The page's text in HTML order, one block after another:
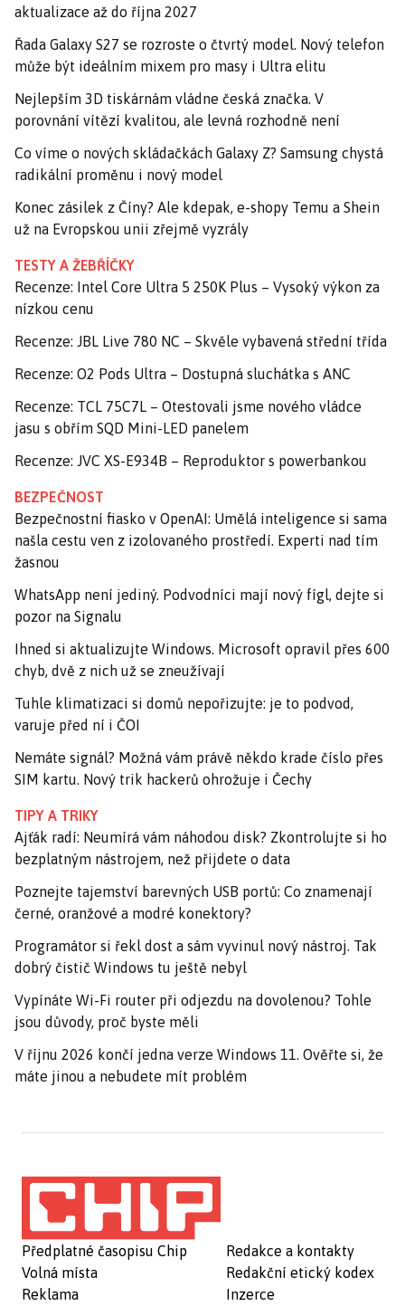
aktualizace až do října 2027
Řada Galaxy S27 se rozroste o čtvrtý model. Nový telefon
může být ideálním mixem pro masy i Ultra elitu
Nejlepším 3D tiskárnám vládne česká značka. V
porovnání vítězí kvalitou, ale levná rozhodně není
Co víme o nových skládačkách Galaxy Z? Samsung chystá
radikální proměnu i nový model
Konec zásilek z Číny? Ale kdepak, e-shopy Temu a Shein
už na Evropskou unii zřejmě vyzrály
TESTY A ŽEBŘÍČKY
Recenze: Intel Core Ultra 5 250K Plus – Vysoký výkon za
nízkou cenu
Recenze: JBL Live 780 NC – Skvěle vybavená střední třída
Recenze: O2 Pods Ultra – Dostupná sluchátka s ANC
Recenze: TCL 75C7L – Otestovali jsme nového vládce
jasu s obřím SQD Mini-LED panelem
Recenze: JVC XS-E934B – Reproduktor s powerbankou
BEZPEČNOST
Bezpečnostní fiasko v OpenAI: Umělá inteligence si sama
našla cestu ven z izolovaného prostředí. Experti nad tím
žasnou
WhatsApp není jediný. Podvodníci mají nový fígl, dejte si
pozor na Signalu
Ihned si aktualizujte Windows. Microsoft opravil přes 600
chyb, dvě z nich už se zneužívají
Tuhle klimatizaci si domů nepořizujte: je to podvod,
varuje před ní i ČOI
Nemáte signál? Možná vám právě někdo krade číslo přes
SIM kartu. Nový trik hackerů ohrožuje i Čechy
TIPY A TRIKY
Ajťák radí: Neumírá vám náhodou disk? Zkontrolujte si ho
bezplatným nástrojem, než přijdete o data
Poznejte tajemství barevných USB portů: Co znamenají
černé, oranžové a modré konektory?
Programátor si řekl dost a sám vyvinul nový nástroj. Tak
dobrý čistič Windows tu ještě nebyl
Vypínáte Wi-Fi router při odjezdu na dovolenou? Tohle
jsou důvody, proč byste měli
V říjnu 2026 končí jedna verze Windows 11. Ověřte si, že
máte jinou a nebudete mít problém
Předplatné časopisu Chip
Volná místa
Reklama
Redakce a kontakty
Redakční etický kodex
Inzerce